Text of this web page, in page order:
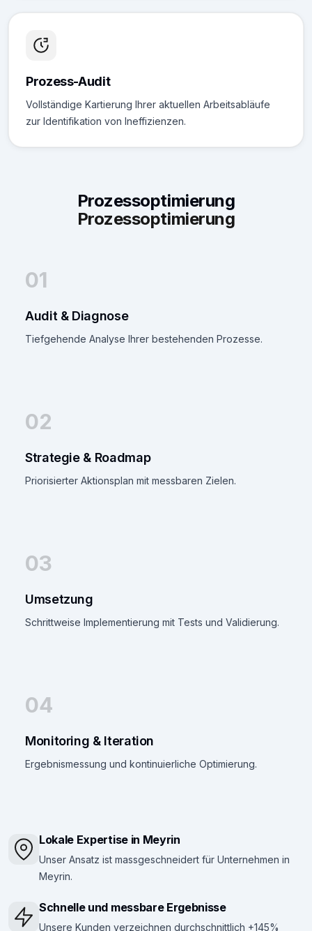
Prozess-Audit
Vollständige Kartierung Ihrer aktuellen Arbeitsabläufe
zur Identifikation von Ineffizienzen.
Prozessoptimierung
Prozessoptimierung
01
Audit & Diagnose
Tiefgehende Analyse Ihrer bestehenden Prozesse.
02
Strategie & Roadmap
Priorisierter Aktionsplan mit messbaren Zielen.
03
Umsetzung
Schrittweise Implementierung mit Tests und Validierung.
04
Monitoring & Iteration
Ergebnismessung und kontinuierliche Optimierung.
Lokale Expertise in Meyrin
Unser Ansatz ist massgeschneidert für Unternehmen in
Meyrin.
Schnelle und messbare Ergebnisse
Unsere Kunden verzeichnen durchschnittlich +145%